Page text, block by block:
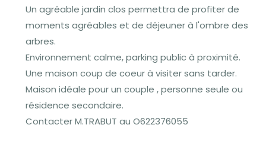
Un agréable jardin clos permettra de profiter de
moments agréables et de déjeuner à l'ombre des
arbres.
Environnement calme, parking public à proximité.
Une maison coup de coeur à visiter sans tarder.
Maison idéale pour un couple , personne seule ou
résidence secondaire.
Contacter M.TRABUT au O622376055